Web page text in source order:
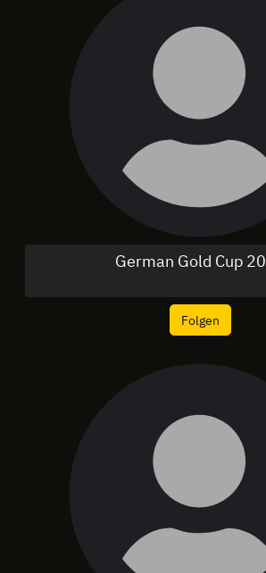
German Gold Cup
Folgen